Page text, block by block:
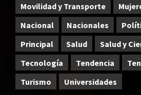
Movilidad y Transporte
Nacional
Nacionales
Principal
Salud Salud y
Tecnología
Tendencia
Turismo
Universidades